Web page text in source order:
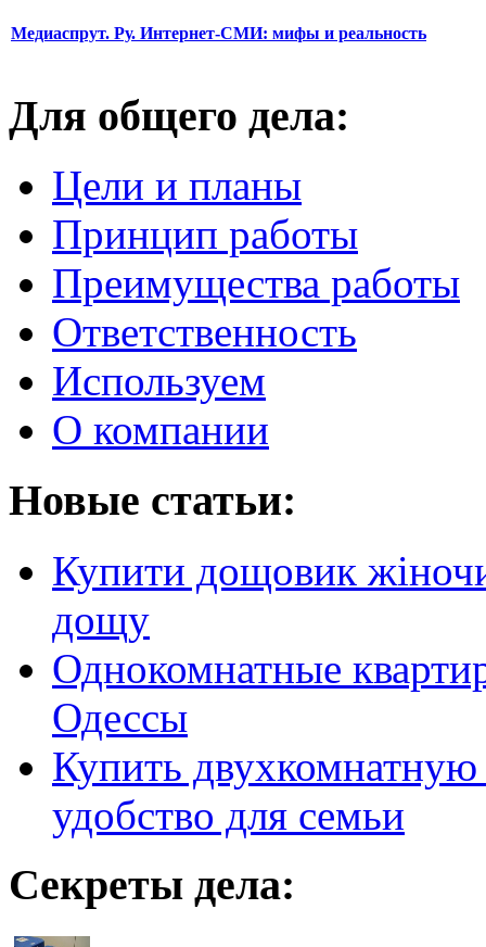
Медиаспрут. Ру. Интернет-СМИ: мифы и реальность
Для общего дела:
Цели и планы
Принцип работы
Преимущества работы
Ответственность
Используем
О компании
Новые статьи:
Купити дощовик
дощу
Однокомнатные
Одессы
Купить
удобство для семьи
Секреты дела: